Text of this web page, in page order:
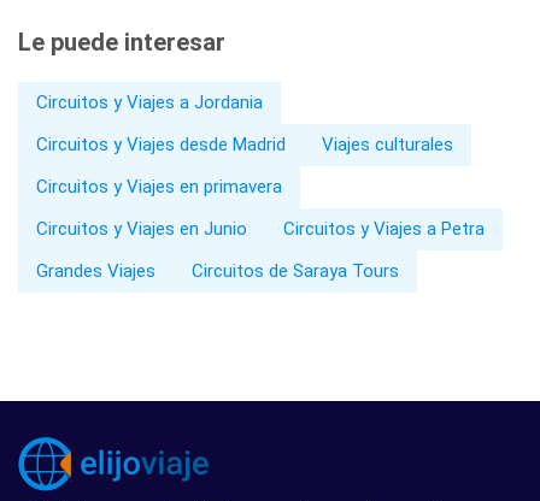
Le puede interesar
Circuitos y Viajes a Jordania
Circuitos y Viajes desde Madrid
Viajes culturales
Circuitos y Viajes en primavera
Circuitos y Viajes en Junio
Circuitos y Viajes a Petra
Grandes Viajes
Circuitos de Saraya Tours